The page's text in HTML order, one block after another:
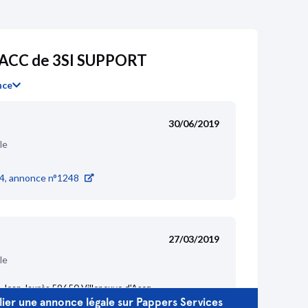
de 3SI SUPPORT
30/06/2019
annonce n°1248
27/03/2019
Jaurès 59650 Villeneuve d'Ascq
achat, apport, attribution (immatriculation d'une
une annonce légale sur Pappers Services